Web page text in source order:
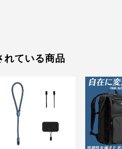
れている商品